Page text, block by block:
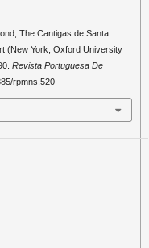
The Cantigas de Santa
(New York, Oxford University
Revista Portuguesa De
rpmns.520